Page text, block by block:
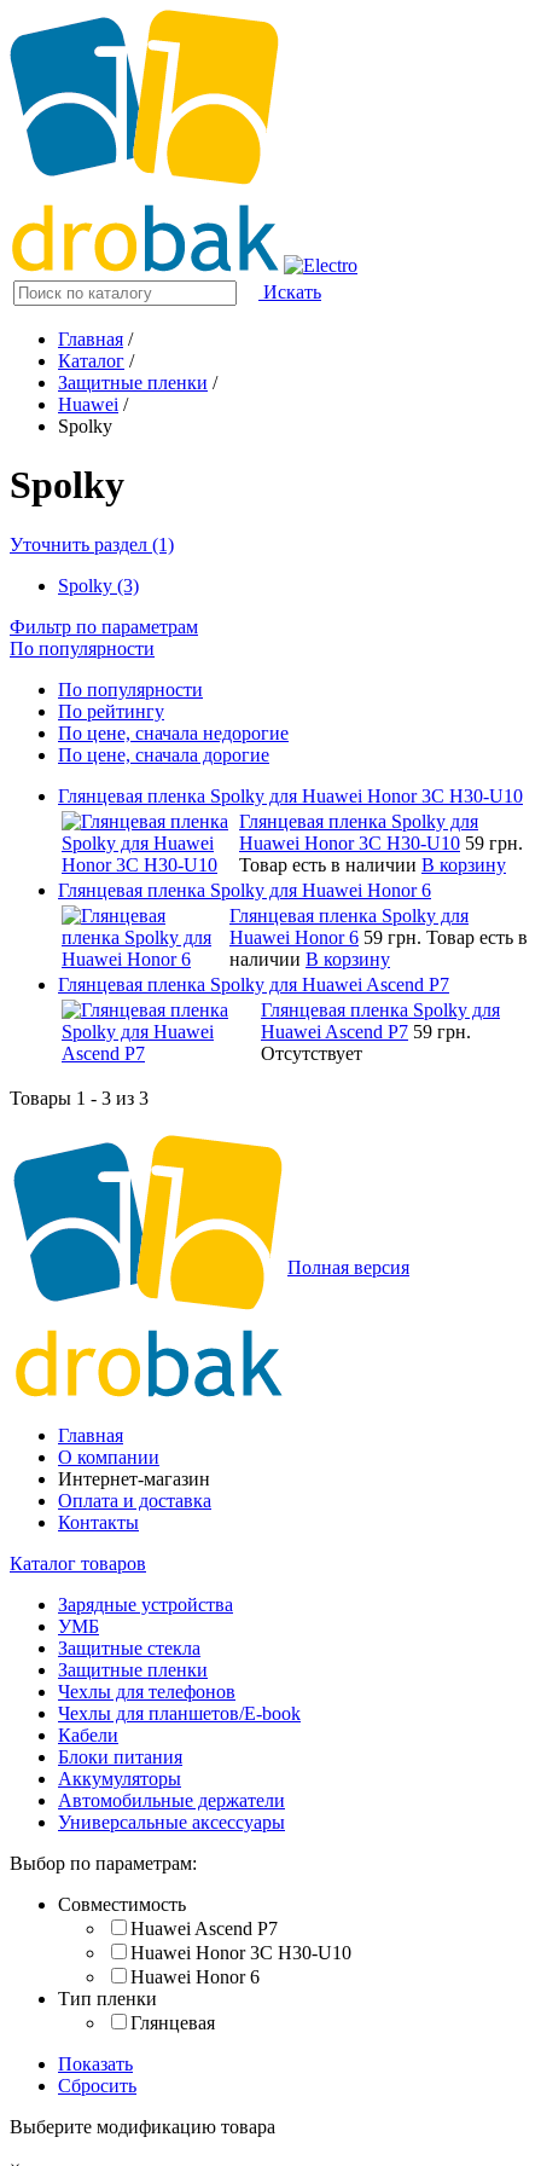
Искать
Главная /
Каталог /
Защитные пленки /
Huawei /
Spolky
Spolky
Уточнить раздел (1)
Spolky (3)
Фильтр по параметрам
По популярности
По популярности
По рейтингу
По цене, сначала недорогие
По цене, сначала дорогие
Глянцевая пленка Spolky для Huawei Honor 3C H30-U10
Глянцевая пленка Spolky для
Huawei Honor 3C H30-U10 59 грн.
Товар есть в наличии В корзину
Глянцевая пленка Spolky для Huawei Honor 6
Глянцевая пленка Spolky для
Huawei Honor 6 59 грн. Товар есть в
наличии В корзину
Глянцевая пленка Spolky для Huawei Ascend P7
Глянцевая пленка Spolky для
Huawei Ascend P7 59 грн.
Отсутствует
Товары 1 - 3 из 3
Полная версия
Главная
О компании
Интернет-магазин
Оплата и доставка
Контакты
Каталог товаров
Зарядные устройства
УМБ
Защитные стекла
Защитные пленки
Чехлы для телефонов
Чехлы для планшетов/E-book
Кабели
Блоки питания
Аккумуляторы
Автомобильные держатели
Универсальные аксессуары
Выбор по параметрам:
Совместимость
Huawei Ascend P7
Huawei Honor 3C H30-U10
Huawei Honor 6
Тип пленки
Глянцевая
Показать
Сбросить
Выберите модификацию товара